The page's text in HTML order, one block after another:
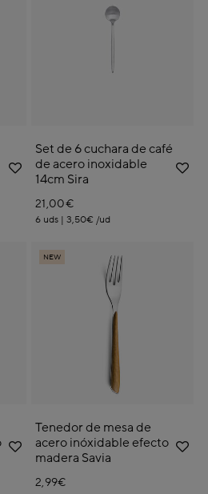
Set de 6 cuchara de café
de acero inoxidable
14cm Sira
21,00€
6 uds | 3,50€ /ud
NEW
Tenedor de mesa de
acero inóxidable efecto
madera Savia
2,99€